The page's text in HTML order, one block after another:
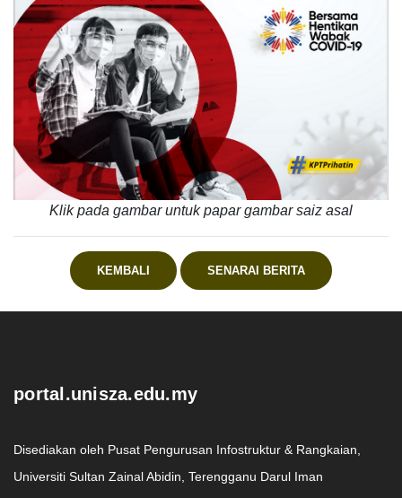
Klik pada gambar untuk papar gambar saiz asal
KEMBALI SENARAI BERITA
portal.unisza.edu.my
Disediakan oleh Pusat Pengurusan Infostruktur & Rangkaian,
Universiti Sultan Zainal Abidin, Terengganu Darul Iman